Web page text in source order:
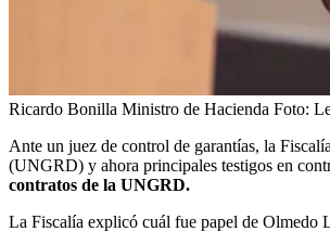
Ricardo Bonilla Ministro de Hacienda Foto:
Ante un juez de control de garantías, la
(UNGRD) y ahora principales testigos en
contratos de la UNGRD.
La Fiscalía explicó cuál fue papel de Olmedo